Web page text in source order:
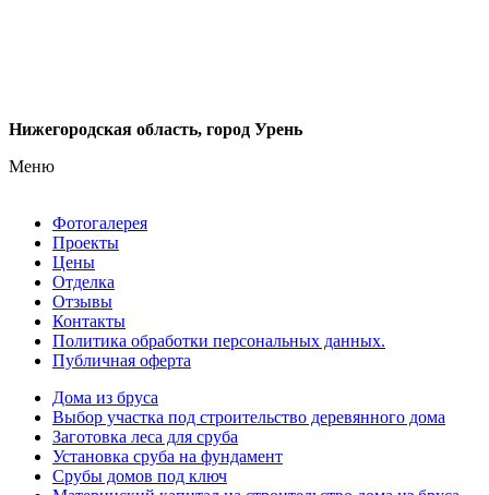
Нижегородская область, город Урень
Меню
Фотогалерея
Проекты
Цены
Отделка
Отзывы
Контакты
Политика обработки персональных данных.
Публичная оферта
Дома из бруса
Выбор участка под строительство деревянного дома
Заготовка леса для сруба
Установка сруба на фундамент
Срубы домов под ключ